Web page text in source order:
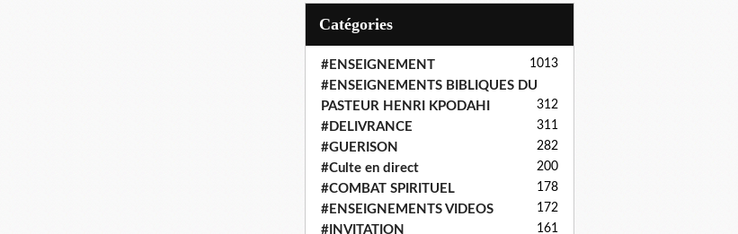
Catégories
#ENSEIGNEMENT 1013
#ENSEIGNEMENTS BIBLIQUES DU
PASTEUR HENRI KPODAHI
312
#DELIVRANCE 311
#GUERISON 282
#Culte en direct 200
#COMBAT SPIRITUEL 178
#ENSEIGNEMENTS VIDEOS 172
#INVITATION 161